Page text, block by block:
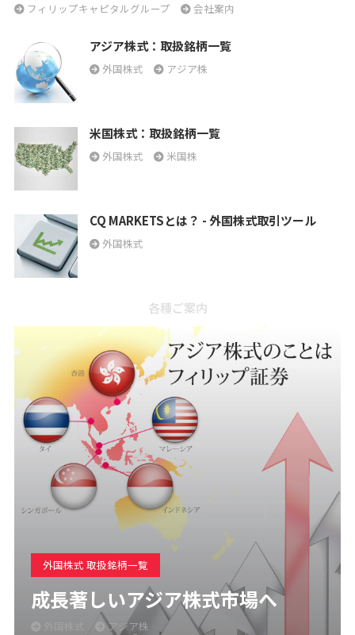
フィリップキャピタルグループ 会社案内
アジア株式：取扱銘柄一覧
外国株式 アジア株
米国株式：取扱銘柄一覧
外国株式 米国株
CQ MARKETSとは？ - 外国株式取引ツール
外国株式
各種ご案内
外国株式 取扱銘柄一覧
成長著しいアジア株式市場へ
アジア株